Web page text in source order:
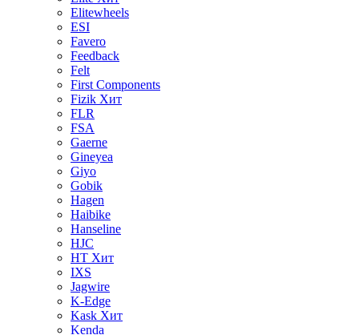
Elitewheels
ESI
Favero
Feedback
Felt
First Components
Fizik Хит
FLR
FSA
Gaerne
Gineyea
Giyo
Gobik
Hagen
Haibike
Hanseline
HJC
HT Хит
IXS
Jagwire
K-Edge
Kask Хит
Kenda